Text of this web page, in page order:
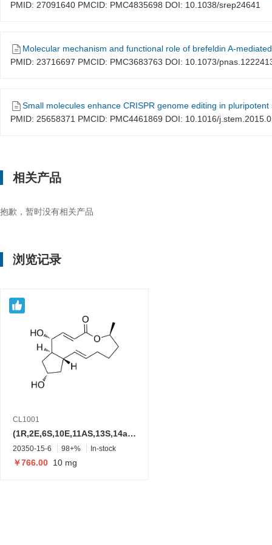
PMID: 27091640 PMCID: PMC4835698 DOI: 10.1038/srep24641
Molecular mechanism and functional role of brefeldin A-
PMID: 23716697 PMCID: PMC3683763 DOI: 10.1073/
Small molecules enhance CRISPR genome editing in pluripotent
PMID: 25658371 PMCID: PMC4461869 DOI: 10.1016/
相关产品
抱歉，暂时没有相关产品
浏览记录
CL1001
(1R,2E,6S,10E,11AS,13S,14aR)-1,13二羟基-6-甲基6,7,8,9,12,13,14,14a-八氢-1H-环戊二烯并[f][1]氧杂环十三烷-4(11aH)-酮; 布雷菲德菌素A
20350-15-6 98+% In-stock
￥766.00 10 mg